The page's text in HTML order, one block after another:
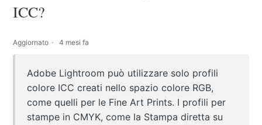
ICC?
Aggiornato 4 mesi fa
Adobe Lightroom può utilizzare solo profili
colore ICC creati nello spazio colore RGB,
come quelli per le Fine Art Prints. I profili per
stampe in CMYK, come la Stampa diretta su